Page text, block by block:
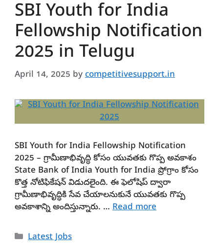
SBI Youth for India
Fellowship Notification
2025 in Telugu
April 14, 2025 by competitivesupport.in
SBI Youth for India Fellowship Notification
2025 – గ్రామీణాభివృద్ధి కోసం యువతకు గొప్ప అవకాశం
State Bank of India Youth for India ప్రోగ్రాం కోసం
కొత్త నోటిఫికేషన్ విడుదలైంది. ఈ ఫెలోషిప్ ద్వారా
గ్రామీణాభివృద్ధికి సేవ చేయాలనుకునే యువతకు గొప్ప
అవకాశాన్ని అందిస్తున్నారు. … Read more
Categories
Latest Jobs